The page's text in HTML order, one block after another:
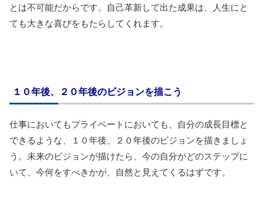
とは不可能だからです。自己革新して出た成果は、人生にと
ても大きな喜びをもたらしてくれます。
１０年後、２０年後のビジョンを描こう
仕事においてもプライベートにおいても、自分の成長目標と
できるような、１０年後、２０年後のビジョンを描きましょ
う。未来のビジョンが描けたら、今の自分がどのステップに
いて、今何をすべきかが、自然と見えてくるはずです。